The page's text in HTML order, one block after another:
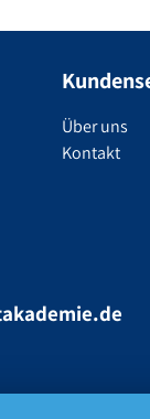
Über uns
Kontakt